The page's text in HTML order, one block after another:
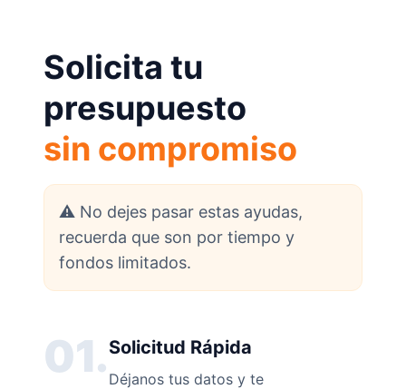
Solicita tu
presupuesto
sin compromiso
⚠️ No dejes pasar estas ayudas,
recuerda que son por tiempo y
fondos limitados.
01.Solicitud Rápida
Déjanos tus datos y te